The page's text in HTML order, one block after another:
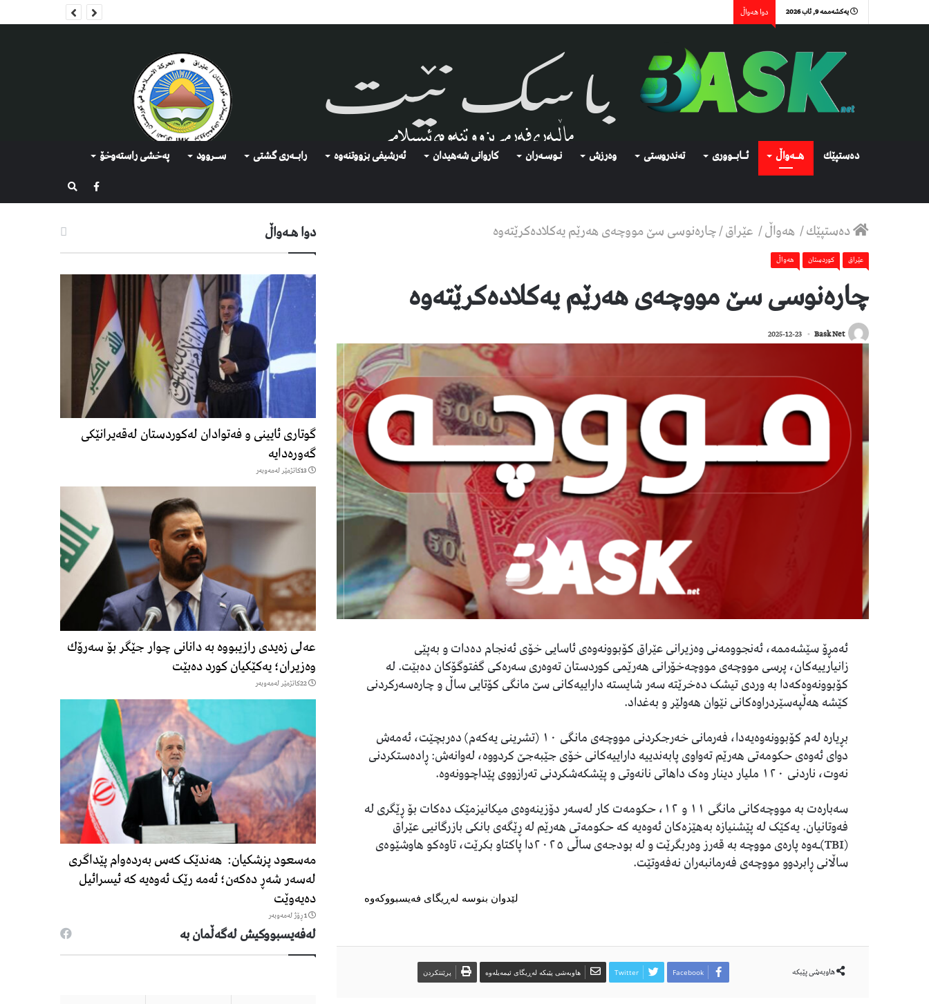
یەکشەممە 9, ئاب 2026 دوا هەواڵ
دەستپێك هــەواڵ ئــابــووری تەندروستی وەرزش نـوسـەران كاروانی شەهیدان ئەرشیفى بزووتنەوە رابــه‌ری گشتی ســروود په‌خشی راسته‌وخۆ
گەڕان
دەستپێك/ هەواڵ/ عێراق/چاره‌نوسی سێ مووچه‌ی هه‌رێم یه‌كلاده‌كرێته‌وه‌
عێراق كوردستان هەواڵ
چاره‌نوسی سێ مووچه‌ی هه‌رێم یه‌كلاده‌كرێته‌وه‌
Bask Net
2025-12-23
ئەمڕۆ سێشەممە، ئەنجوومەنی وەزیرانی عێراق کۆبوونەوەی ئاسایی خۆی ئەنجام دەدات و بەپێی
زانیارییەکان، پرسی مووچەی مووچەخۆرانی هەرێمی کوردستان تەوەری سەرەکی گفتوگۆکان دەبێت. لە
کۆبوونەوەکەدا بە وردی تیشک دەخرێتە سەر شایستە داراییەکانی سێ مانگی کۆتایی ساڵ و چارەسەرکردنی
کێشە هەڵپەسێردراوەکانی نێوان هەولێر و بەغداد.
بڕیارە لەم کۆبوونەوەیەدا، فەرمانی خەرجکردنی مووچەی مانگی ١٠ (تشرینی یەکەم) دەربچێت، ئەمەش
دوای ئەوەی حکومەتی هەرێم تەواوی پابەندییە داراییەکانی خۆی جێبەجێ کردووە، لەوانەش: ڕادەستکردنی
نەوت، ناردنی ١٢٠ ملیار دینار وەک داهاتی نانەوتی و پێشکەشکردنی تەرازووی پێداچوونەوە.
سەبارەت بە مووچەکانی مانگی ١١ و ١٢، حکومەت کار لەسەر دۆزینەوەی میکانیزمێک دەکات بۆ ڕێگری لە
فەوتانیان. یەکێک لە پێشنیازە بەهێزەکان ئەوەیە کە حکومەتی هەرێم لە ڕێگەی بانکی بازرگانیی عێراق
(TBI)ـەوە پارەی مووچە بە قەرز وەربگرێت و لە بودجەی ساڵی ٢٠٢٥دا پاکتاو بکرێت، تاوەکو هاوشێوەی
ساڵانی ڕابردوو مووچەی فەرمانبەران نەفەوتێت.
لێدوان بنوسە لەڕیگای فەیسبووکەوە
هاوبەشی پێبكە Facebook
Twitter هاوبەشی پێبکە لەڕیگای ئیمەیلەوە پرێنتکردن
دوا هـه‌واڵ
گوتاری ئایینی و فەتوادان لەکوردستان لەقەیرانێکی
گەورەدایە
13كاتژمێر لەمەوبەر
عەلی زەیدی رازیبووە بە دانانی چوار جێگر بۆ سەرۆك
وەزیران؛ یەكێكیان كورد دەبێت
22كاتژمێر لەمەوبەر
مەسعود پزشكیان: هەندێک کەس بەردەوام پێداگری
لەسەر شەڕ دەكەن؛ ئەمە رێک ئەوەیە کە ئیسرائیل
دەیەوێت
1 ڕۆژ لەمەوبەر
لەفەیسبووكیش لەگەڵمان بە